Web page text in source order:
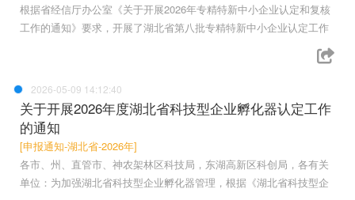
根据省经信厅办公室《关于开展2026年专精特新中小企业认定和复核
工作的通知》要求，开展了湖北省第八批专精特新中小企业认定工作
2026-05-09 14:12:40
关于开展2026年度湖北省科技型企业孵化器认定工作
的通知
[申报通知-湖北省-2026年]
各市、州、直管市、神农架林区科技局，东湖高新区科创局，各有关
单位：为加强湖北省科技型企业孵化器管理，根据《湖北省科技型企